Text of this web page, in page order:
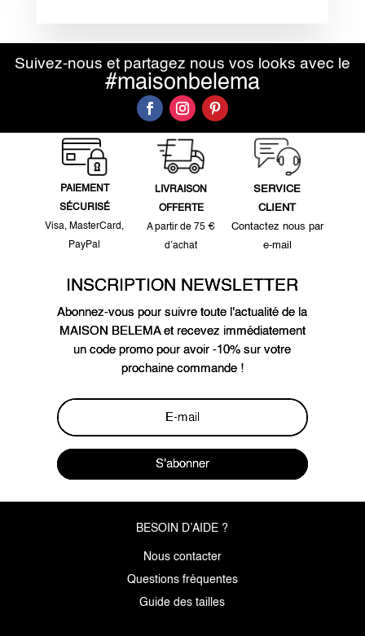
Suivez-nous et partagez nous vos looks avec le
#maisonbelema
PAIEMENT
SÉCURISÉ
Visa, MasterCard,
PayPal
LIVRAISON
OFFERTE
A partir de 75 €
d’achat
SERVICE
CLIENT
Contactez nous par
e-mail
INSCRIPTION NEWSLETTER
Abonnez-vous pour suivre toute l'actualité de la
MAISON BELEMA et recevez immédiatement
un code promo pour avoir -10% sur votre
prochaine commande !
S'abonner
BESOIN D’AIDE ?
Nous contacter
Questions fréquentes
Guide des tailles